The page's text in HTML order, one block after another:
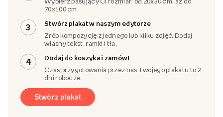
70x100 cm.
3
Stwórz plakat w naszym edytorze
Zrób kompozycję z jednego lub kilku zdjęć. Dodaj
własny tekst, ramki i tła.
4
Dodaj do koszyka i zamów!
Czas przygotowania przez nas Twojego plakatu to 2
dni robocze.
Stwórz plakat